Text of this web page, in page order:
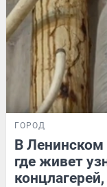
ГОРОД
В
где живет